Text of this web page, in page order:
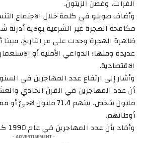
الفرات، وغصن الزيتون.
وأضاف صويلو في كلمة خلال الاجتماع
مكافحة الهجرة غير الشرعية بولاية أدرنة
ظاهرة الهجرة وجدت على مر التاريخ،
عديدة ومنها؛ الدواعي الأمنية أو
الاقتصادية.
وأشار إلى ارتفاع عدد المهاجرين في
مليون شخص، بينهم 71.4
أوطانهم.
وأفاد بأن عدد المهاجرين في عام 1990 كان 153 مليونا.
- ADVERTISEMENT -